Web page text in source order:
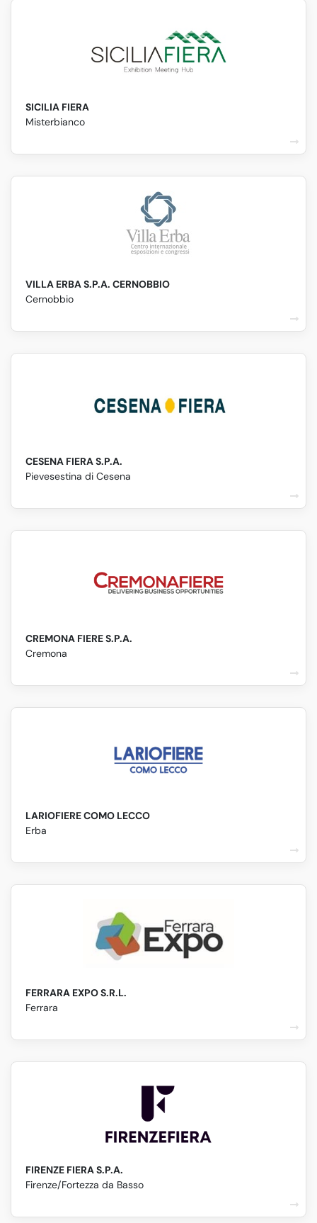
SICILIA FIERA
Misterbianco
VILLA ERBA S.P.A. CERNOBBIO
Cernobbio
CESENA FIERA S.P.A.
Pievesestina di Cesena
CREMONA FIERE S.P.A.
Cremona
LARIOFIERE COMO LECCO
Erba
FERRARA EXPO S.R.L.
Ferrara
FIRENZE FIERA S.P.A.
Firenze/Fortezza da Basso